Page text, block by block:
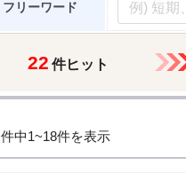
フリーワード
22 件ヒット
件中1~18件を表示